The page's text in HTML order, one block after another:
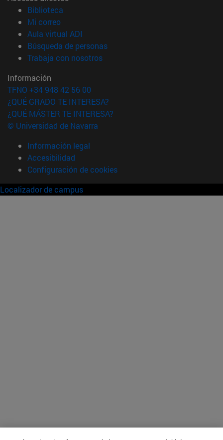
Biblioteca
Mi correo(abre en nueva ventana)
Aula virtual ADI
Búsqueda de personas(abre en nueva ventana)
Trabaja con nosotros(abre en nueva ventana)
Información
TFNO +34 948 42 56 00
¿QUÉ GRADO TE INTERESA?
¿QUÉ MÁSTER TE INTERESA?
© Universidad de Navarra
Información legal
Accesibilidad
Configuración de cookies
Localizador de campus